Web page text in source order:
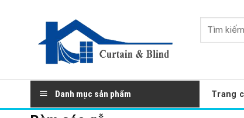
Tìm
kiếm:
Danh mục sản phẩm Trang